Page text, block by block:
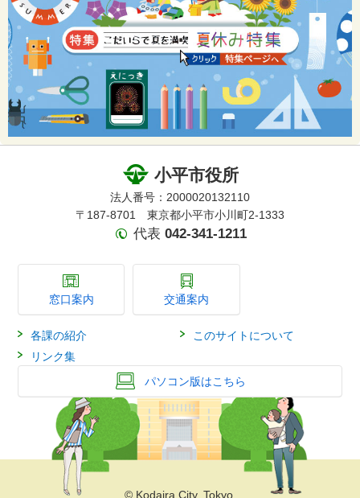
小平市役所
法人番号：2000020132110
〒187-8701 東京都小平市小川町2-1333
代表 042-341-1211
窓口案内 交通案内
各課の紹介
このサイトについて
リンク集
パソコン版はこちら
© Kodaira City, Tokyo.